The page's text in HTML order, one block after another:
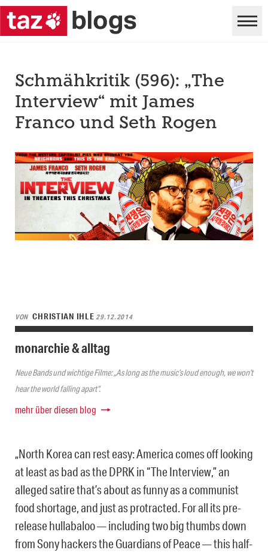
Schmähkritik (596): „The
Interview“ mit James
Franco und Seth Rogen
VON CHRISTIAN IHLE29.12.2014
monarchie & alltag
Neue Bands und wichtige Filme: „As long as the music’s loud enough, we won’t
hear the world falling apart“.
mehr über diesen blog
„North Korea can rest easy: America comes off looking
at least as bad as the DPRK in “The Interview,” an
alleged satire that’s about as funny as a communist
food shortage, and just as protracted. For all its pre-
release hullabaloo — including two big thumbs down
from Sony hackers the Guardians of Peace — this half-